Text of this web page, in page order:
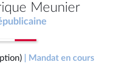
Meunier
| Mandat en cours